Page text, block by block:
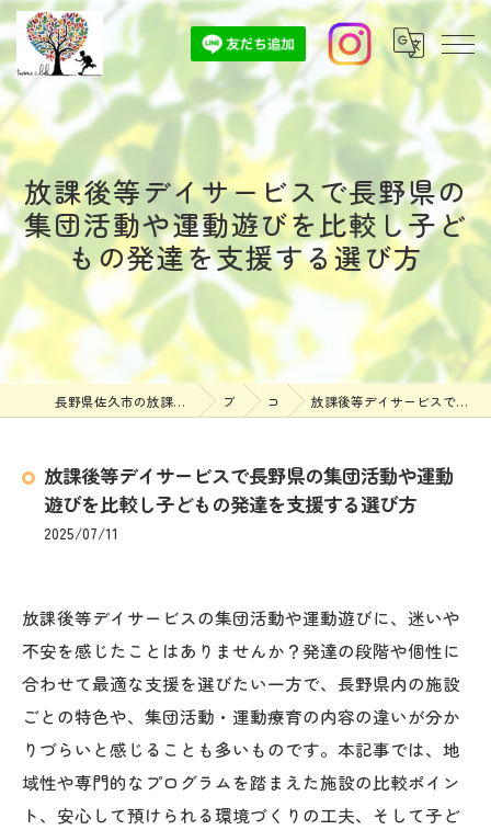
放課後等デイサービスで長野県の
集団活動や運動遊びを比較し子ど
もの発達を支援する選び方
長野県佐久市の放課後等デイサービスなら放課後等デイサービスついんずくらぶ ブログ コラム 放課後等デイサービスで長野県の集団活動や運動遊びを比較し子どもの発達を支援する選び方
放課後等デイサービスで長野県の集団活動や運動
遊びを比較し子どもの発達を支援する選び方
2025/07/11
放課後等デイサービスの集団活動や運動遊びに、迷いや
不安を感じたことはありませんか？発達の段階や個性に
合わせて最適な支援を選びたい一方で、長野県内の施設
ごとの特色や、集団活動・運動療育の内容の違いが分か
りづらいと感じることも多いものです。本記事では、地
域性や専門的なプログラムを踏まえた施設の比較ポイン
ト、安心して預けられる環境づくりの工夫、そして子ど